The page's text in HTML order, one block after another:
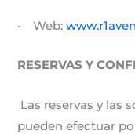
· Web:
RESERVAS Y
Las reservas y las
pueden efectuar